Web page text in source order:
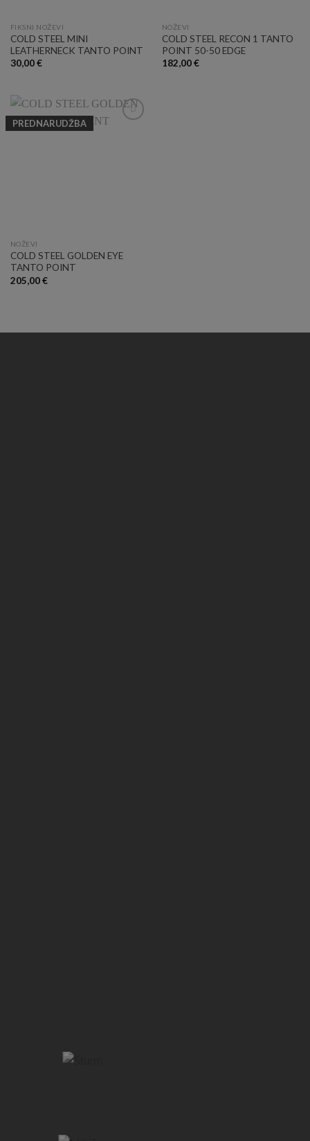
FIKSNI NOŽEVI
COLD STEEL MINI
LEATHERNECK TANTO POINT
30,00€
NOŽEVI
COLD STEEL RECON 1 TANTO
POINT 50-50 EDGE
182,00€
PREDNARUDŽBA
NOŽEVI
COLD STEEL GOLDEN EYE
TANTO POINT
205,00€